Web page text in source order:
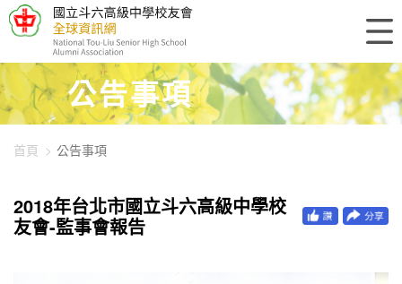
448-1290
公告事項
首頁 公告事項
2018年台北市國立斗六高級中學校
友會-監事會報告